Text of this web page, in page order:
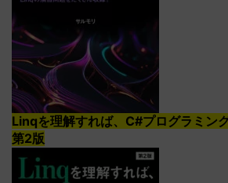
Linqを理解すれば、C#プログラミン
第2版